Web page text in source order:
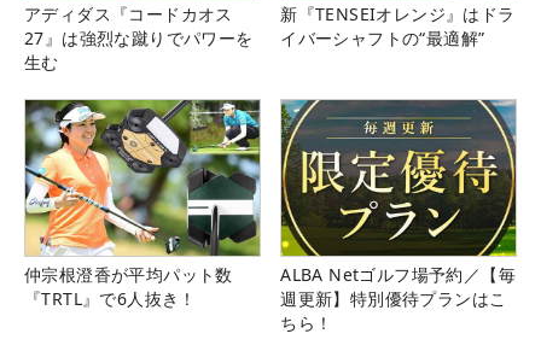
アディダス『コードカオス
27』は強烈な蹴りでパワーを
生む
新『TENSEIオレンジ』はドラ
イバーシャフトの“最適解”
仲宗根澄香が平均パット数
『TRTL』で6人抜き！
ALBA Netゴルフ場予約／【毎
週更新】特別優待プランはこ
ちら！